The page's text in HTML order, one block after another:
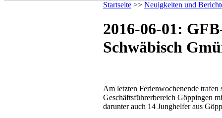
Startseite >> Neuigkeiten und
2016-06-01:
Schwäbisch
Am letzten Ferienwochenende
Geschäftsführerbereich Göppingen
darunter auch 14 Junghelfer aus